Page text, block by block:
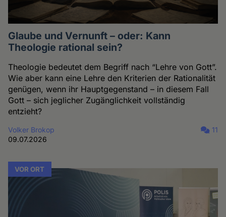
Glaube und Vernunft – oder: Kann
Theologie rational sein?
Theologie bedeutet dem Begriff nach “Lehre von Gott”.
Wie aber kann eine Lehre den Kriterien der Rationalität
genügen, wenn ihr Hauptgegenstand – in diesem Fall
Gott – sich jeglicher Zugänglichkeit vollständig
entzieht?
Volker Brokop
09.07.2026
11
VOR ORT